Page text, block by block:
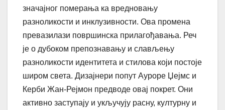
значајног померања ка вредновању
разноликости и инклузивности. Ова промена
превазилази површинска прилагођавања. Реч
је о дубоком препознавању и слављењу
разноликости идентитета и стилова који постоје
широм света. Дизајнери попут Ауроре Џејмс и
Керби Жан-Рејмон предводе овај покрет. Они
активно заступају и укључују расну, културну и